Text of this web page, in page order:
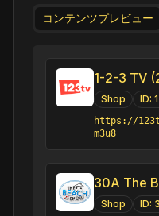
コンテンツプレビュー
1-2-3 TV
Shop ID:
https://
m3u8
30A The
Shop ID: